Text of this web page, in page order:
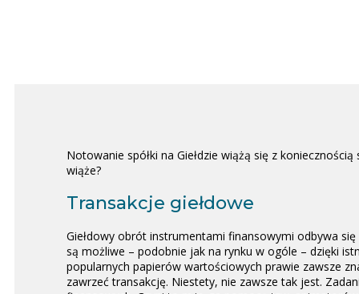
Notowanie spółki na Giełdzie wiążą się z
wiąże?
Transakcje giełdowe
Giełdowy obrót instrumentami finansowymi odbywa
są możliwe – podobnie jak na rynku w ogóle – dzięki
popularnych papierów wartościowych prawie zawsze
zawrzeć transakcję. Niestety, nie zawsze tak jest.